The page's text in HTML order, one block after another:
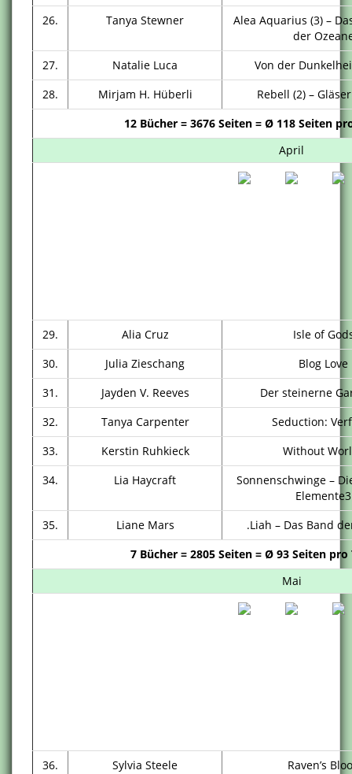
26.
Tanya Stewner
Alea Aquarius (3) –
der
27.
Natalie Luca
Von der
28.
Mirjam H. Hüberli
Rebell (2) –
12 Bücher = 3676 Seiten = Ø 118 Seiten
April
29. Alia Cruz
Isle of
30.
Julia Zieschang
Blog Love
31.
Jayden V. Reeves
Der steinerne
32.
Tanya Carpenter
Seduction:
33.
Kerstin Ruhkieck
Without
34.
Lia Haycraft
Sonnenschwinge –
Elemente3
35.
Liane Mars
.Liah – Das Band
7 Bücher = 2805 Seiten = Ø 93 Seiten pro
Mai
36. Sylvia Steele
Raven’s